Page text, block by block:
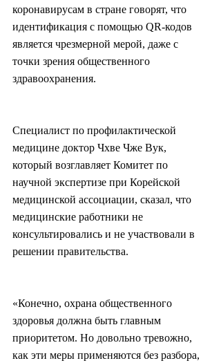
коронавирусам в стране говорят, что
идентификация с помощью QR-кодов
является чрезмерной мерой, даже с
точки зрения общественного
здравоохранения.
Специалист по профилактической
медицине доктор Чхве Чже Вук,
который возглавляет Комитет по
научной экспертизе при Корейской
медицинской ассоциации, сказал, что
медицинские работники не
консультировались и не участвовали в
решении правительства.
«Конечно, охрана общественного
здоровья должна быть главным
приоритетом. Но довольно тревожно,
как эти меры применяются без разбора,